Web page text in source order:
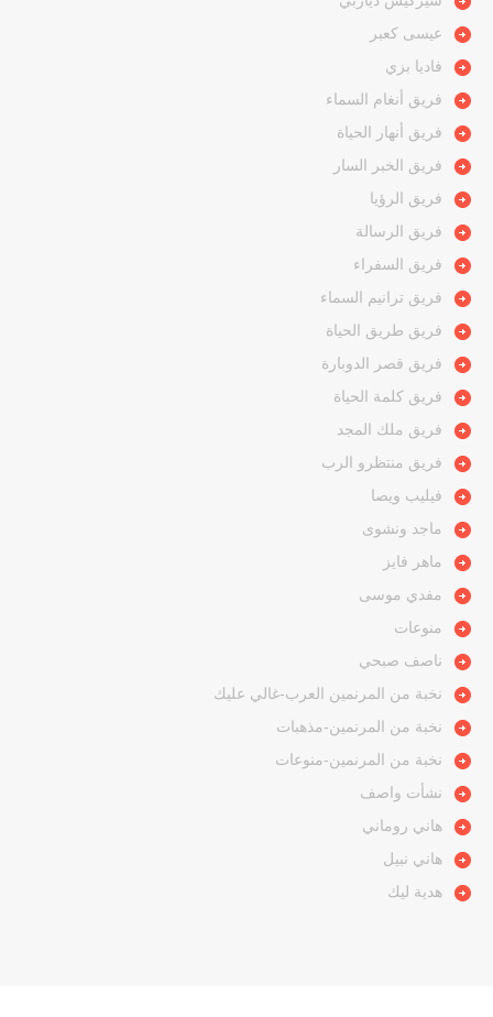
عيسى كعبر
فاديا بزي
فريق أنغام السماء
فريق أنهار الحياة
فريق الخبر السار
فريق الرؤيا
فريق الرسالة
فريق السفراء
فريق ترانيم السماء
فريق طريق الحياة
فريق قصر الدوبارة
فريق كلمة الحياة
فريق ملك المجد
فريق منتظرو الرب
فيليب ويصا
ماجد ونشوى
ماهر فايز
مفدي موسى
منوعات
ناصف صبحي
نخبة من المرنمين العرب-غالي عليك
نخبة من المرنمين-مذهبات
نخبة من المرنمين-منوعات
نشأت واصف
هاني روماني
هاني نبيل
هدية ليك